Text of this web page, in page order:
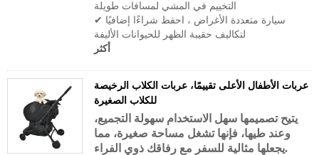
التخييم في المشي لمسافات طويلة
✔ سيارة متعددة الأغراض ، احفظ شراءًا إضافيًا
لتكاليف حقيبة الظهر للحيوانات الأليفة
أكثر
عربات الأطفال الأعلى تقييمًا، عربات الكلاب الرخيصة
للكلاب الصغيرة
يتيح تصميمها سهل الاستخدام سهولة التجميع،
وعند طيها، فإنها تشغل مساحة صغيرة، مما
يجعلها مثالية للسفر مع رفاقك ذوي الفراء.